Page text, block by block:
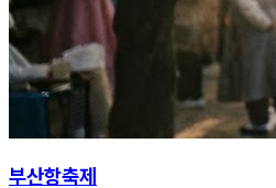
부산항축제